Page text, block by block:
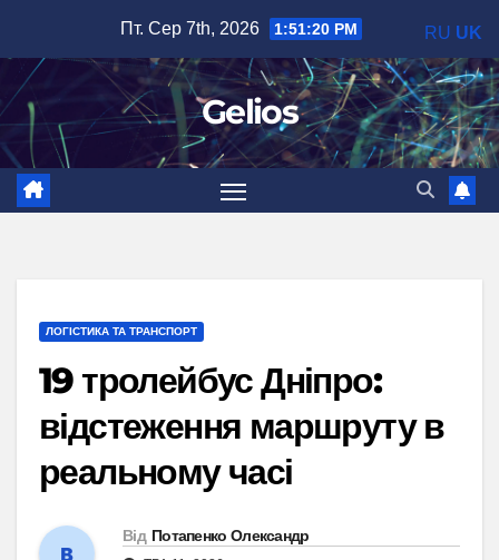
вмісту
Пт. Сер 7th, 2026 1:51:21 PM
Gelios
ЛОГІСТИКА ТА ТРАНСПОРТ
19 тролейбус Дніпро:
відстеження маршруту в
реальному часі
Від Потапенко Олександр
RU UK